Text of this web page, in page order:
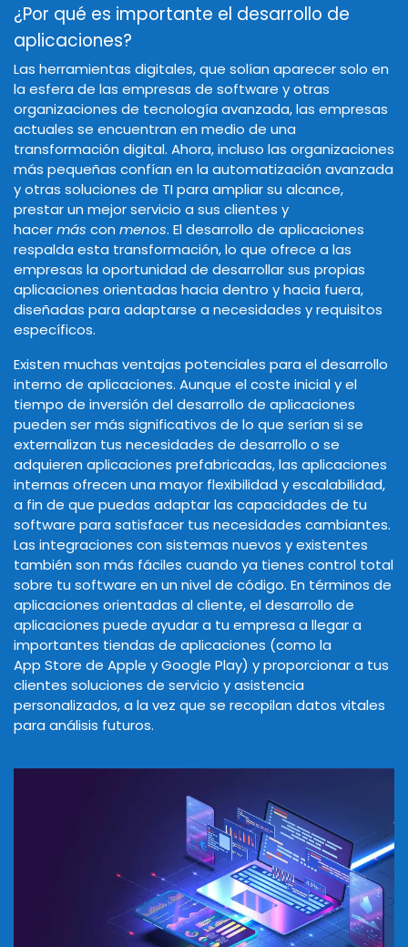
¿Por qué es importante el desarrollo de
aplicaciones?
Las herramientas digitales, que solían aparecer solo en
la esfera de las empresas de software y otras
organizaciones de tecnología avanzada, las empresas
actuales se encuentran en medio de una
transformación digital. Ahora, incluso las organizaciones
más pequeñas confían en la automatización avanzada
y otras soluciones de TI para ampliar su alcance,
prestar un mejor servicio a sus clientes y
hacermás con menos. El desarrollo de aplicaciones
respalda esta transformación, lo que ofrece a las
empresas la oportunidad de desarrollar sus propias
aplicaciones orientadas hacia dentro y hacia fuera,
diseñadas para adaptarse a necesidades y requisitos
específicos.
Existen muchas ventajas potenciales para el desarrollo
interno de aplicaciones. Aunque el coste inicial y el
tiempo de inversión del desarrollo de aplicaciones
pueden ser más significativos de lo que serían si se
externalizan tus necesidades de desarrollo o se
adquieren aplicaciones prefabricadas, las aplicaciones
internas ofrecen una mayor flexibilidad y escalabilidad,
a fin de que puedas adaptar las capacidades de tu
software para satisfacer tus necesidades cambiantes.
Las integraciones con sistemas nuevos y existentes
también son más fáciles cuando ya tienes control total
sobre tu software en un nivel de código. En términos de
aplicaciones orientadas al cliente, el desarrollo de
aplicaciones puede ayudar a tu empresa a llegar a
importantes tiendas de aplicaciones (como la
App Store de Apple y Google Play) y proporcionar a tus
clientes soluciones de servicio y asistencia
personalizados, a la vez que se recopilan datos vitales
para análisis futuros.